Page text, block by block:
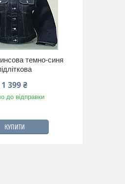
темно-синя
1 399 ₴
до відправки
КУПИТИ